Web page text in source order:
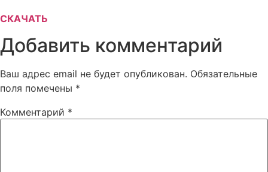
СКАЧАТЬ
Добавить комментарий
Ваш адрес email не будет опубликован. Обязательные
поля помечены *
Комментарий *